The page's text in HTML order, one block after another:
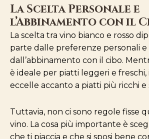
La Scelta Personale e
l’Abbinamento con il
La scelta tra vino bianco e rosso
parte dalle preferenze personali e
dall’abbinamento con il cibo.
è ideale per piatti leggeri e freschi,
eccelle accanto a piatti più ricchi e
Tuttavia, non ci sono regole fisse
vino. La cosa più importante è
che ti piaccia e che si sposi bene